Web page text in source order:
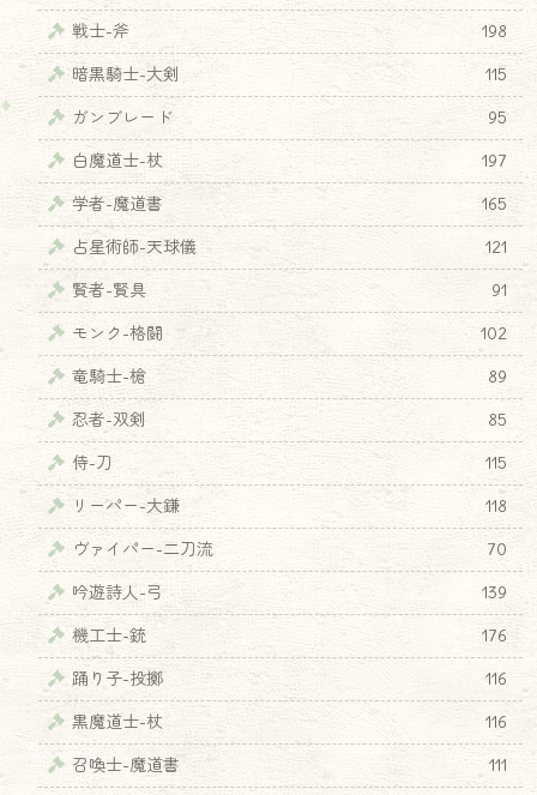
戦士-斧
198
暗黒騎士-大剣
115
ガンブレード
95
白魔道士-杖
197
学者-魔道書
165
占星術師-天球儀
121
賢者-賢具
91
モンク-格闘
102
竜騎士-槍
89
忍者-双剣
85
侍-刀
115
リーパー-大鎌
118
ヴァイパー-二刀流
70
吟遊詩人-弓
139
機工士-銃
176
踊り子-投擲
116
黒魔道士-杖
116
召喚士-魔道書
111